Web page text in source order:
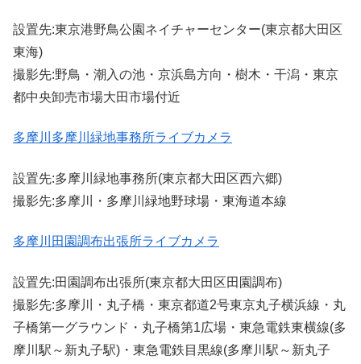
設置先:東京港野鳥公園ネイチャーセンター(東京都大田区
東海)
撮影先:野鳥・潮入の池・京浜島方向・樹木・干潟・東京
都中央卸売市場大田市場付近
多摩川多摩川緑地事務所ライブカメラ
設置先:多摩川緑地事務所(東京都大田区西六郷)
撮影先:多摩川・多摩川緑地野球場・東海道本線
多摩川田園調布出張所ライブカメラ
設置先:田園調布出張所(東京都大田区田園調布)
撮影先:多摩川・丸子橋・東京都道2号東京丸子横浜線・丸
子橋第一グラウンド・丸子橋第1広場・東急電鉄東横線(多
摩川駅～新丸子駅)・東急電鉄目黒線(多摩川駅～新丸子